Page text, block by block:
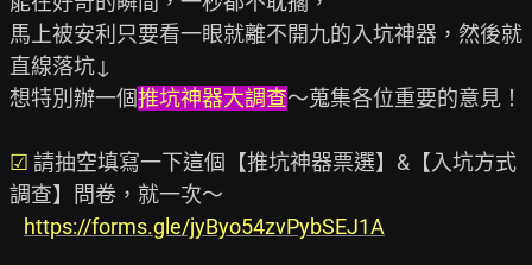
馬上被安利只要看一眼就離不開九的入坑神器，然後就
直線落坑↓
想特別辦一個推坑神器大調查～蒐集各位重要的意見！
☑ 請抽空填寫一下這個【推坑神器票選】&【入坑方式
https://forms.gle/jyByo54zvPybSEJ1A